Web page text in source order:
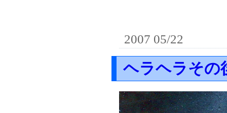
2007 05/22
ヘラヘラその